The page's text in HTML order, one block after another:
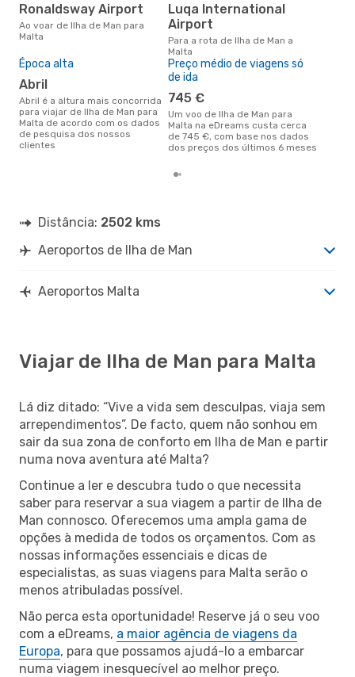
Ronaldsway Airport
Ao voar de Ilha de Man para
Malta
Luqa International
Airport
Para a rota de Ilha de Man a
Malta
Época alta
abril
abril é a altura mais concorrida
para viajar de Ilha de Man para
Malta de acordo com os dados
de pesquisa dos nossos
clientes
Preço médio de viagens só
de ida
745 €
Um voo de Ilha de Man para
Malta na eDreams custa cerca
de 745 €, com base nos dados
dos preços dos últimos 6 meses
Distância: 2502 kms
Aeroportos de Ilha de Man
Aeroportos Malta
Viajar de Ilha de Man para Malta
Lá diz ditado: “Vive a vida sem desculpas, viaja sem
arrependimentos”. De facto, quem não sonhou em
sair da sua zona de conforto em Ilha de Man e partir
numa nova aventura até Malta?
Continue a ler e descubra tudo o que necessita
saber para reservar a sua viagem a partir de Ilha de
Man connosco. Oferecemos uma ampla gama de
opções à medida de todos os orçamentos. Com as
nossas informações essenciais e dicas de
especialistas, as suas viagens para Malta serão o
menos atribuladas possível.
Não perca esta oportunidade! Reserve já o seu voo
com a eDreams, a maior agência de viagens da
Europa, para que possamos ajudá-lo a embarcar
numa viagem inesquecível ao melhor preço.